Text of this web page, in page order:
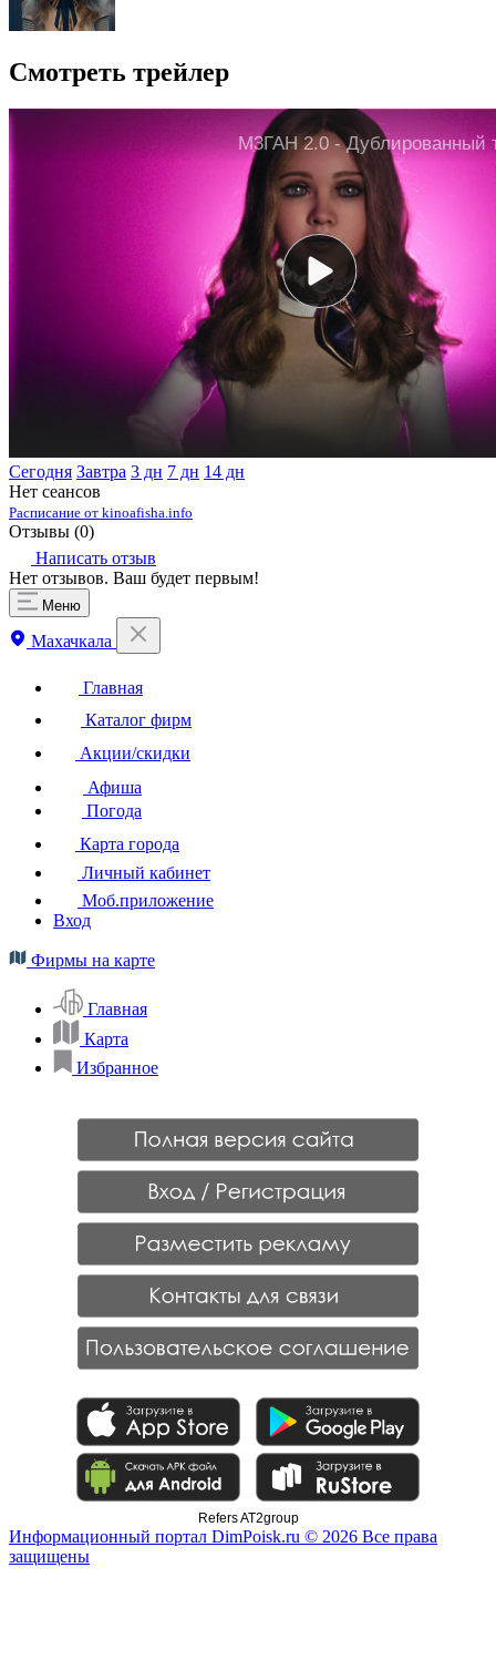
Смотреть трейлер
Сегодня Завтра 3 дн 7 дн 14 дн
Нет сеансов
Расписание от kinoafisha.info
Отзывы (0)
Написать отзыв
Нет отзывов. Ваш будет первым!
Меню
Махачкала
Главная
Каталог фирм
Акции/скидки
Афиша
Погода
Карта города
Личный кабинет
Моб.приложение
Вход
Фирмы на карте
Главная
Карта
Избранное
Refers AT2group
Информационный портал DimPoisk.ru © 2026 Все права
защищены